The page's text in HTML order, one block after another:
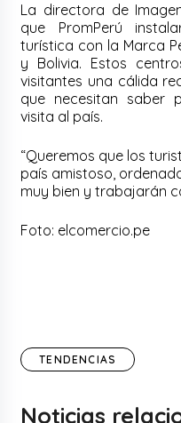
La directora de
que PromPerú
turística con la Marca
y Bolivia. Estos
visitantes una cálida
que necesitan saber
visita al país.
“Queremos que los
país amistoso,
muy bien y trabajarán
Foto: elcomercio.pe
TENDENCIAS
Noticias